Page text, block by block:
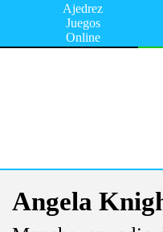
Ajedrez
Juegos
Online
Angela